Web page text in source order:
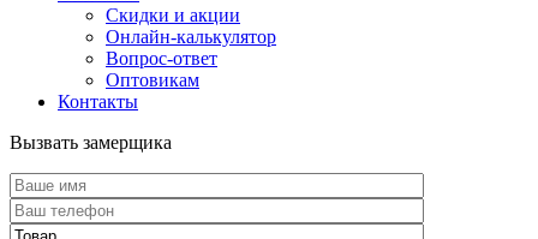
Скидки и акции
Онлайн-калькулятор
Вопрос-ответ
Оптовикам
Контакты
Вызвать замерщика